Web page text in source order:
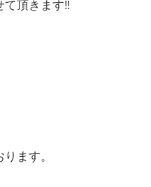
て頂きます‼️
ます。